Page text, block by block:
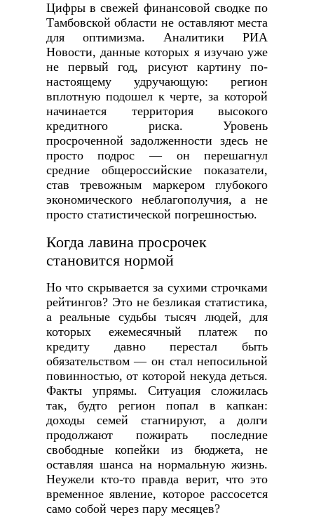
Цифры в свежей финансовой сводке по
Тамбовской области не оставляют места
для оптимизма. Аналитики РИА
Новости, данные которых я изучаю уже
не первый год, рисуют картину по-
настоящему удручающую: регион
вплотную подошел к черте, за которой
начинается территория высокого
кредитного риска. Уровень
просроченной задолженности здесь не
просто подрос — он перешагнул
средние общероссийские показатели,
став тревожным маркером глубокого
экономического неблагополучия, а не
просто статистической погрешностью.
Когда лавина просрочек
становится нормой
Но что скрывается за сухими строчками
рейтингов? Это не безликая статистика,
а реальные судьбы тысяч людей, для
которых ежемесячный платеж по
кредиту давно перестал быть
обязательством — он стал непосильной
повинностью, от которой некуда деться.
Факты упрямы. Ситуация сложилась
так, будто регион попал в капкан:
доходы семей стагнируют, а долги
продолжают пожирать последние
свободные копейки из бюджета, не
оставляя шанса на нормальную жизнь.
Неужели кто-то правда верит, что это
временное явление, которое рассосется
само собой через пару месяцев?